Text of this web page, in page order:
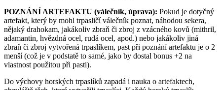
POZNÁNÍ ARTEFAKTU (válečník, úprava): Pokud je dotyčný
artefakt, který by mohl trpasličí válečník poznat, náhodou sekera,
nějaký drahokam, jakákoliv zbraň či zbroj z vzácného kovů (mithril,
adamantin, hvězdná ocel, rudá ocel, apod.) nebo jakákoliv jiná
zbraň či zbroj vytvořená trpaslíkem, past při poznání artefaktu je o 2
menší (což je v podstatě to samé, jako by dostal bonus +2 na
vlastnost použitou při pasti).
Do výchovy horských trpaslíků zapadá i nauka o artefaktech,